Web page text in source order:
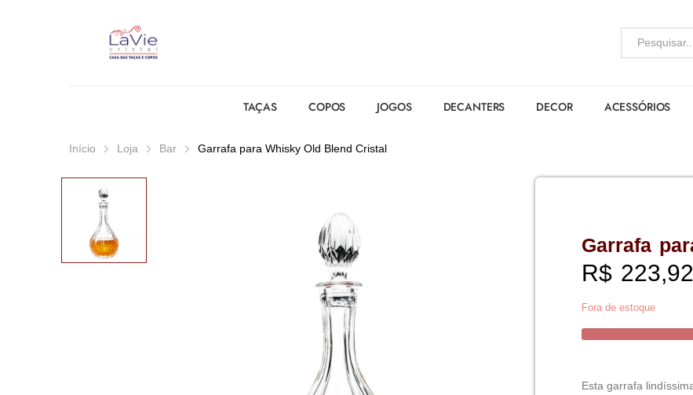
TAÇAS COPOS JOGOS DECANTERS DECOR ACESSÓRIOS
Início Loja Bar Garrafa para Whisky Old Blend Cristal
Garrafa
R$ 223,92
Fora de estoque
Esta garrafa